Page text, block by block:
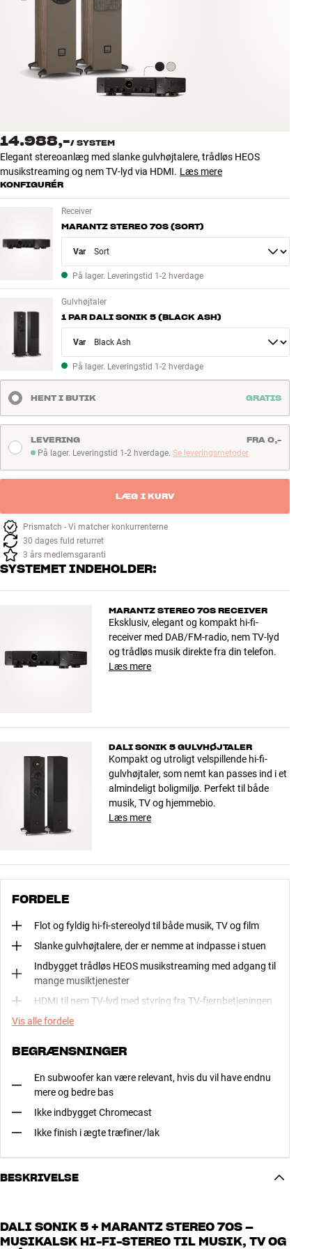
INSPIRATION
MÆRKER
TILBUD
Find Butik
Byg med Lyd
14.988,-/ SYSTEM
Elegant stereoanlæg med slanke gulvhøjtalere, trådløs HEOS
musikstreaming og nem TV-lyd via HDMI. Læs mere
KONFIGURÉR
Receiver
MARANTZ STEREO 70S (SORT)
Variant
På lager. Leveringstid 1-2 hverdage
Gulvhøjtaler
1 PAR DALI SONIK 5 (BLACK ASH)
Variant
På lager. Leveringstid 1-2 hverdage
HENT I BUTIK GRATIS
På lager. Leveringstid 1-2 hverdage
På lager. Leveringstid 1-2 hverdage. Se leveringsmetoder
LEVERING FRA 0,-
LÆG I KURV
Prismatch - Vi matcher konkurrenterne
30 dages fuld returret
3 års medlemsgaranti
SYSTEMET INDEHOLDER:
MARANTZ STEREO 70S RECEIVER
Eksklusiv, elegant og kompakt hi-fi-
receiver med DAB/FM-radio, nem TV-lyd
og trådløs musik direkte fra din telefon.
Læs mere
DALI SONIK 5 GULVHØJTALER
Kompakt og utroligt velspillende hi-fi-
gulvhøjtaler, som nemt kan passes ind i et
almindeligt boligmiljø. Perfekt til både
musik, TV og hjemmebio.
Læs mere
FORDELE
Flot og fyldig hi-fi-stereolyd til både musik, TV og film
Slanke gulvhøjtalere, der er nemme at indpasse i stuen
Indbygget trådløs HEOS musikstreaming med adgang til
mange musiktjenester
HDMI til nem TV-lyd med styring fra TV-fjernbetjeningen
Vis alle fordele
BEGRÆNSNINGER
En subwoofer kan være relevant, hvis du vil have endnu
mere og bedre bas
Ikke indbygget Chromecast
Ikke finish i ægte træfiner/lak
BESKRIVELSE
DALI SONIK 5 + MARANTZ STEREO 70S –
MUSIKALSK HI-FI-STEREO TIL MUSIK, TV OG